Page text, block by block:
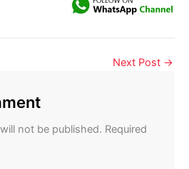
Next Post →
not be published. Required